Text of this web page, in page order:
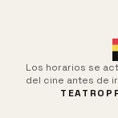
Los horarios se
del cine antes de
TEATRO